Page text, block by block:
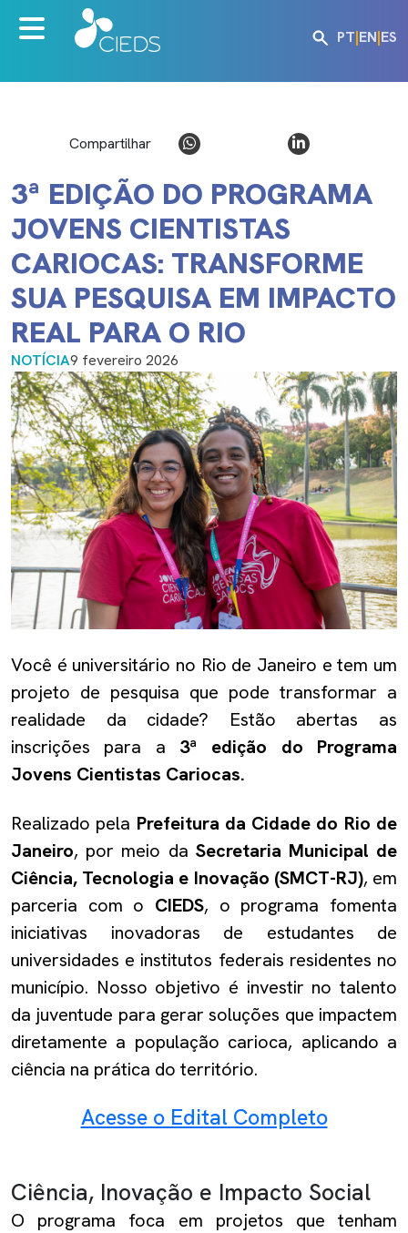
PT|EN|ES
Compartilhar
3ª EDIÇÃO DO PROGRAMA
JOVENS CIENTISTAS
CARIOCAS: TRANSFORME
SUA PESQUISA EM IMPACTO
REAL PARA O RIO
NOTÍCIA9 fevereiro 2026
Você é universitário no Rio de Janeiro e tem um
projeto de pesquisa que pode transformar a
realidade da cidade? Estão abertas as
inscrições para a 3ª edição do Programa
Jovens Cientistas Cariocas.
Realizado pela Prefeitura da Cidade do Rio de
Janeiro, por meio da Secretaria Municipal de
Ciência, Tecnologia e Inovação (SMCT-RJ), em
parceria com o CIEDS, o programa fomenta
iniciativas inovadoras de estudantes de
universidades e institutos federais residentes no
município. Nosso objetivo é investir no talento
da juventude para gerar soluções que impactem
diretamente a população carioca, aplicando a
ciência na prática do território.
Acesse o Edital Completo
Ciência, Inovação e Impacto Social
O programa foca em projetos que tenham